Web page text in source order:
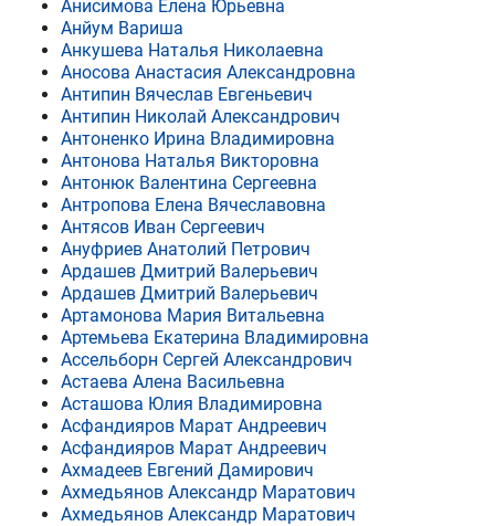
Анисимова Елена Юрьевна
Анйум Вариша
Анкушева Наталья Николаевна
Аносова Анастасия Александровна
Антипин Вячеслав Евгеньевич
Антипин Николай Александрович
Антоненко Ирина Владимировна
Антонова Наталья Викторовна
Антонюк Валентина Сергеевна
Антропова Елена Вячеславовна
Антясов Иван Сергеевич
Ануфриев Анатолий Петрович
Ардашев Дмитрий Валерьевич
Ардашев Дмитрий Валерьевич
Артамонова Мария Витальевна
Артемьева Екатерина Владимировна
Ассельборн Сергей Александрович
Астаева Алена Васильевна
Асташова Юлия Владимировна
Асфандияров Марат Андреевич
Асфандияров Марат Андреевич
Ахмадеев Евгений Дамирович
Ахмедьянов Александр Маратович
Ахмедьянов Александр Маратович